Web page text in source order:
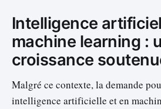
Intelligence
machine learning :
croissance
Malgré ce contexte, la demande
intelligence artificielle et en